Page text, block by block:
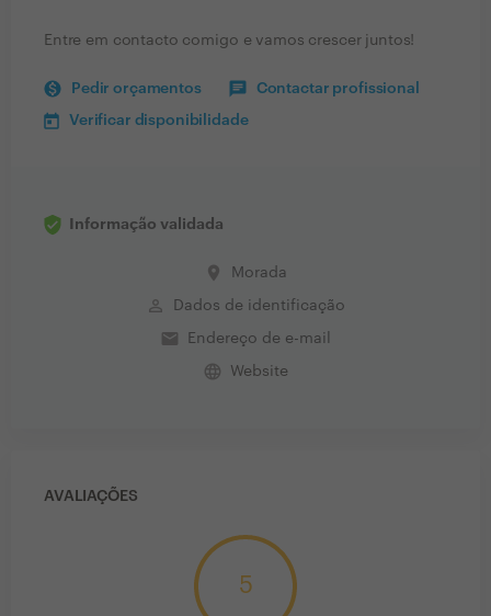
Entre em contacto comigo e vamos crescer juntos!
Pedir orçamentos Contactar profissional
Verificar disponibilidade
Informação validada
place Morada
perm_identity Dados de identificação
email Endereço de e-mail
language Website
AVALIAÇÕES
5